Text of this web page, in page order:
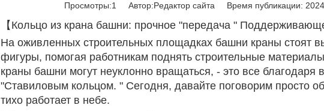
Просмотры:1 Автор:Pедактор сайта Время публикации:
【Кольцо из крана башни: прочное "передача "
На оживленных строительных площадках башни краны стоят
фигуры, помогая работникам поднять строительные
краны башни могут неуклонно вращаться, - это все
"Ставиловым кольцом. " Сегодня, давайте поговорим просто
тихо работает в небе.